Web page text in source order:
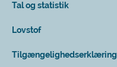
Tal og statistik
Lovstof
Tilgængelighedserklæring